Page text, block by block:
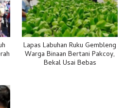
Lapas Labuhan Ruku Gembleng
Warga Binaan Bertani Pakcoy,
Bekal Usai Bebas